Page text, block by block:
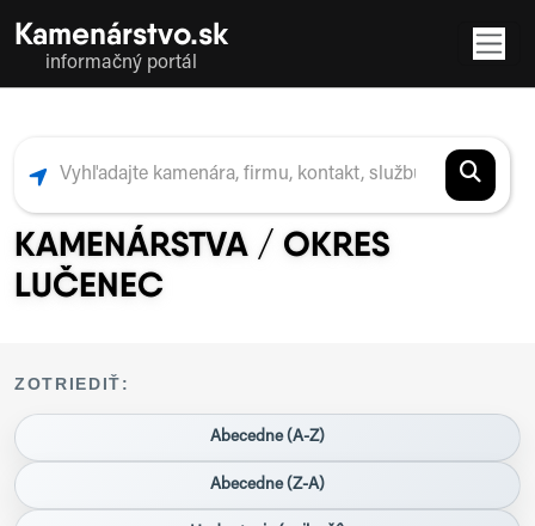
Kamenárstvo.sk
informačný portál
KAMENÁRSTVA / OKRES
LUČENEC
ZOTRIEDIŤ:
Abecedne (A-Z)
Abecedne (Z-A)